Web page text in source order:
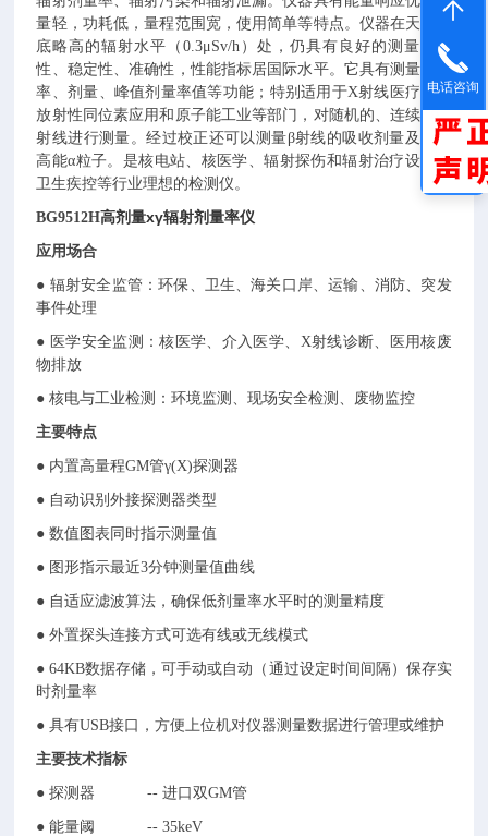
量轻，功耗低，量程范围宽，使用简单等特点。仪器在天然本
底略高的辐射水平（0.3μSv/h）处，仍具有良好的测量重复
性、稳定性、准确性，性能指标居国际水平。它具有测量剂量
率、剂量、峰值剂量率值等功能；特别适用于X射线医疗机，
放射性同位素应用和原子能工业等部门，对随机的、连续的放
射线进行测量。经过校正还可以测量β射线的吸收剂量及探测
高能α粒子。是核电站、核医学、辐射探伤和辐射治疗设施、
卫生疾控等行业理想的检测仪。
BG9512H高剂量xγ辐射剂量率仪
应用场合
● 辐射安全监管：环保、卫生、海关口岸、运输、消防、突发
事件处理
● 医学安全监测：核医学、介入医学、X射线诊断、医用核废
物排放
● 核电与工业检测：环境监测、现场安全检测、废物监控
主要特点
● 内置高量程GM管γ(X)探测器
● 自动识别外接探测器类型
● 数值图表同时指示测量值
● 图形指示最近3分钟测量值曲线
● 自适应滤波算法，确保低剂量率水平时的测量精度
● 外置探头连接方式可选有线或无线模式
● 64KB数据存储，可手动或自动（通过设定时间间隔）保存实
时剂量率
● 具有USB接口，方便上位机对仪器测量数据进行管理或维护
主要技术指标
● 探测器 -- 进口双GM管
● 能量阈 -- 35keV
电话咨询